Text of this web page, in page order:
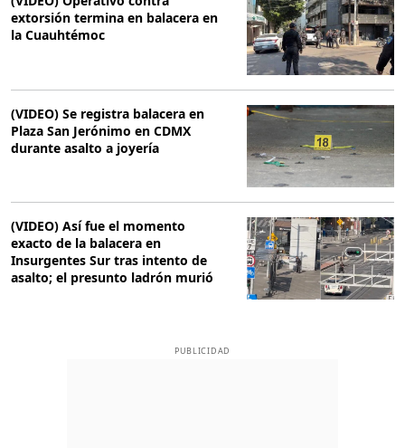
extorsión termina en balacera en
la Cuauhtémoc
(VIDEO) Se registra balacera en
Plaza San Jerónimo en CDMX
durante asalto a joyería
(VIDEO) Así fue el momento
exacto de la balacera en
Insurgentes Sur tras intento de
asalto; el presunto ladrón murió
PUBLICIDAD